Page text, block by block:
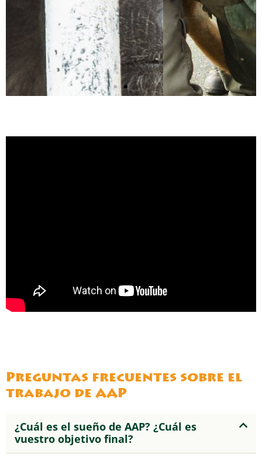
Preguntas frecuentes sobre el
trabajo de AAP
¿Cuál es el sueño de AAP? ¿Cuál es
vuestro objetivo final?